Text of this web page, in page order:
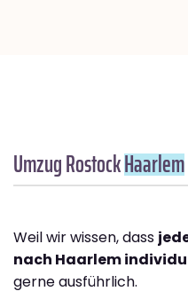
Umzug RostockHaarlem
Weil wir wissen, dass
nach Haarlem
gerne ausführlich.